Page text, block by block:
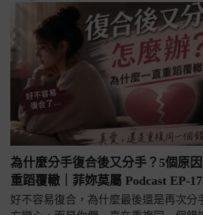
為什麼分手復合後又分手？5個原
重蹈覆轍｜菲妳莫屬 Podcast EP-
好不容易復合，為什麼最後還是再次分